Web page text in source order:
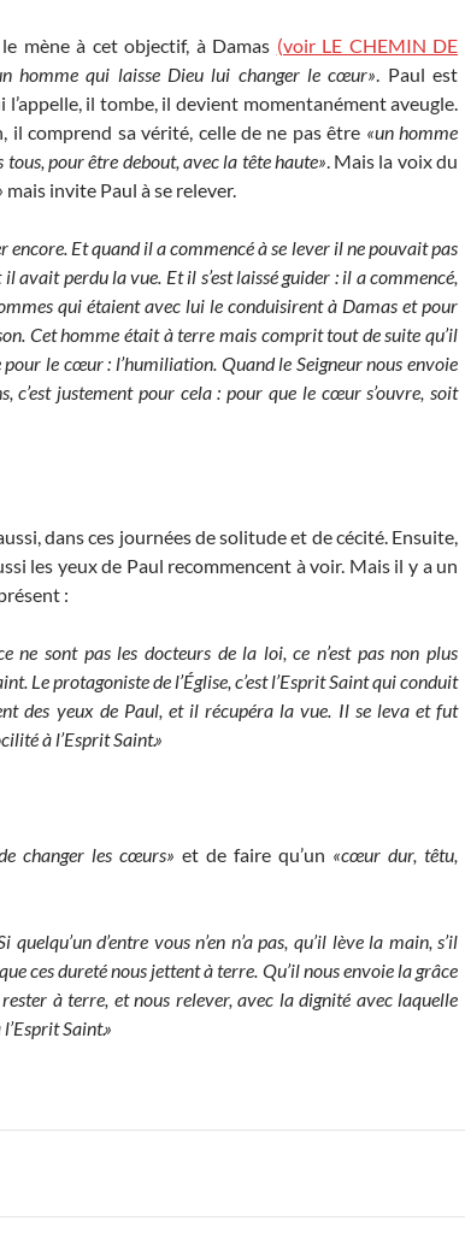
mène à cet objectif, à Damas (voir LE CHEMIN DE
homme qui laisse Dieu lui changer le cœur». Paul est
il tombe, il devient momentanément aveugle.
il comprend sa vérité, celle de ne pas être «un homme
pour être debout, avec la tête haute». Mais la voix du
mais invite Paul à se relever.
Et quand il a commencé à se lever il ne pouvait pas
avait perdu la vue. Et il s’est laissé guider : il a commencé,
qui étaient avec lui le conduisirent à Damas et pour
Cet homme était à terre mais comprit tout de suite qu’il
le cœur : l’humiliation. Quand le Seigneur nous envoie
justement pour cela : pour que le cœur s’ouvre, soit
dans ces journées de solitude et de cécité. Ensuite,
les yeux de Paul recommencent à voir. Mais il y a un
:
ne sont pas les docteurs de la loi, ce n’est pas non plus
Le protagoniste de l’Église, c’est l’Esprit Saint qui conduit
des yeux de Paul, et il récupéra la vue. Il se leva et fut
à l’Esprit Saint.»
changer les cœurs»et de faire qu’un «cœur dur, têtu,
d’entre vous n’en n’a pas, qu’il lève la main, s’il
ces dureté nous jettent à terre. Qu’il nous envoie la grâce
à terre, et nous relever, avec la dignité avec laquelle
Saint.»